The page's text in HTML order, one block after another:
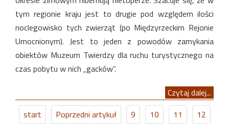
tym regionie kraju jest to drugie pod względem ilości
noclegowisko tych zwierząt (po Międzyrzeckim Rejonie
Umocnionym). Jest to jeden z powodów zamykania
obiektów Muzeum Twierdzy dla ruchu turystycznego na
czas pobytu w nich „gacków”.
Czytaj dalej...
start
Poprzedni artykuł 9 10 11
12